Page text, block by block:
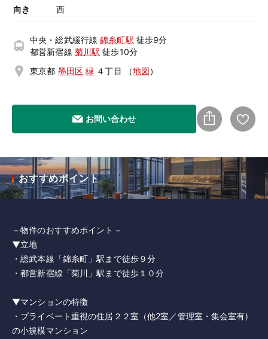
向き 西
中央・総武緩行線錦糸町駅 徒歩9分
都営新宿線 菊川駅 徒歩10分
東京都 墨田区 緑 ４丁目 （地図）
お問い合わせ
おすすめポイント
－物件のおすすめポイント－
▼立地
・総武本線「錦糸町」駅まで徒歩９分
・都営新宿線「菊川」駅まで徒歩１０分
▼マンションの特徴
・プライベート重視の住居２２室（他2室／管理室・集会室有)
の小規模マンション